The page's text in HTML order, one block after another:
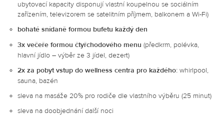
ubytovací kapacity disponují vlastní koupelnou se sociálním
zařízením, televizorem se satelitním příjmem, balkonem a Wi-Fi)
bohaté snídaně formou bufetu každý den
3x večeře formou čtyřchodového menu (předkrm, polévka,
hlavní jídlo – výběr ze 3 jídel, dezert)
2x za pobyt vstup do wellness centra pro každého: whirlpool,
sauna, bazén
sleva na masáže 20% pro rodiče dle vlastního výběru (25 minut)
sleva na doobjednání další noci